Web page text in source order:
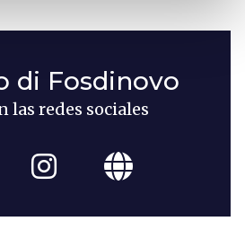
di Fosdinovo
las redes sociales